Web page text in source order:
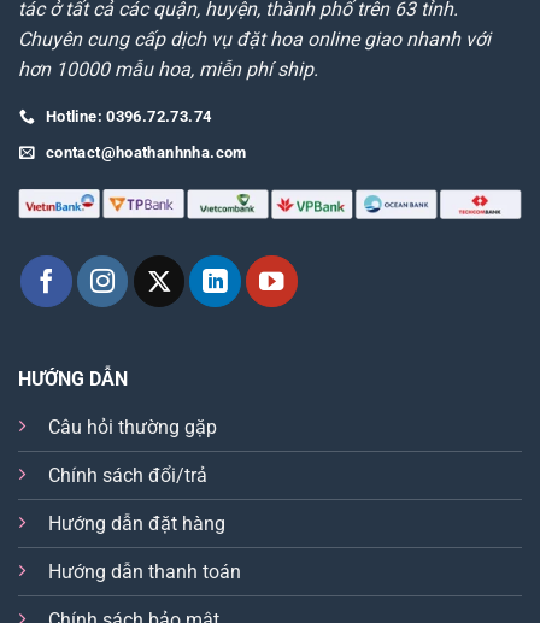
tác ở tất cả các quận, huyện, thành phố trên 63 tỉnh.
Chuyên cung cấp dịch vụ đặt hoa online giao nhanh với
hơn 10000 mẫu hoa, miễn phí ship.
Hotline: 0396.72.73.74
contact@hoathanhnha.com
HƯỚNG DẪN
Câu hỏi thường gặp
Chính sách đổi/trả
Hướng dẫn đặt hàng
Hướng dẫn thanh toán